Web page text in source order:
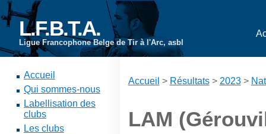
L.F.B.T.A.
Ligue Francophone Belge de Tir à l'Arc, asbl
Accueil
Qui sommes-nous
Labellisation des
clubs
Les clubs
Accueil > Résultats> 2023>
LAM